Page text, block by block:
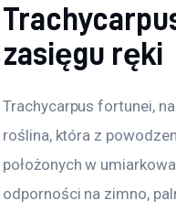
zasięgu ręki
Trachycarpus fortunei,
roślina, która z
położonych w
odporności na zimno,